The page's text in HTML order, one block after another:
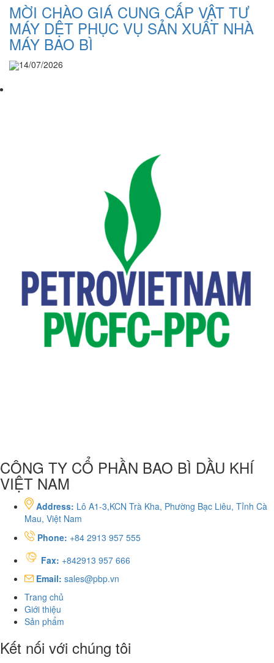
MỜI CHÀO GIÁ CUNG CẤP VẬT TƯ
MÁY DỆT PHỤC VỤ SẢN XUẤT NHÀ
MÁY BAO BÌ
14/07/2026
CÔNG TY CỔ PHẦN BAO BÌ DẦU KHÍ
VIỆT NAM
Address: Lô A1-3,KCN Trà Kha, Phường Bạc Liêu, Tỉnh Cà
Mau, Việt Nam
Phone: +84 2913 957 555
Fax: +842913 957 666
Email: sales@pbp.vn
Trang chủ
Giới thiệu
Sản phẩm
Kết nối với chúng tôi